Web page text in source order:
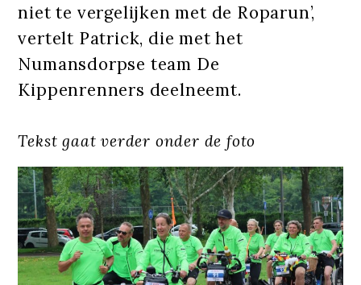
niet te vergelijken met de Roparun’,
vertelt Patrick, die met het
Numansdorpse team De
Kippenrenners deelneemt.
Tekst gaat verder onder de foto